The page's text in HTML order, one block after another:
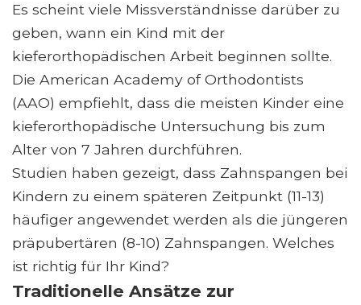
Es scheint viele Missverständnisse darüber zu
geben, wann ein Kind mit der
kieferorthopädischen Arbeit beginnen sollte.
Die American Academy of Orthodontists
(AAO) empfiehlt, dass die meisten Kinder eine
kieferorthopädische Untersuchung bis zum
Alter von 7 Jahren durchführen.
Studien haben gezeigt, dass Zahnspangen bei
Kindern zu einem späteren Zeitpunkt (11-13)
häufiger angewendet werden als die jüngeren
präpubertären (8-10) Zahnspangen. Welches
ist richtig für Ihr Kind?
Traditionelle Ansätze zur